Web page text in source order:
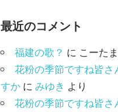
リ
ー
最近のコメント
福建の歌？ に こーた
花粉の季節ですね皆さ
すかにみゆき より
花粉の季節ですね皆さ